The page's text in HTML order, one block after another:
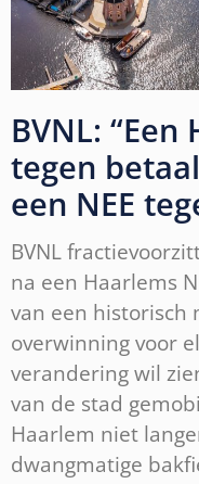
BVNL: “Een
tegen
een NEE
BVNL
na een Haarlems
van een historisch
overwinning voor
verandering wil
van de stad
Haarlem niet
dwangmatige